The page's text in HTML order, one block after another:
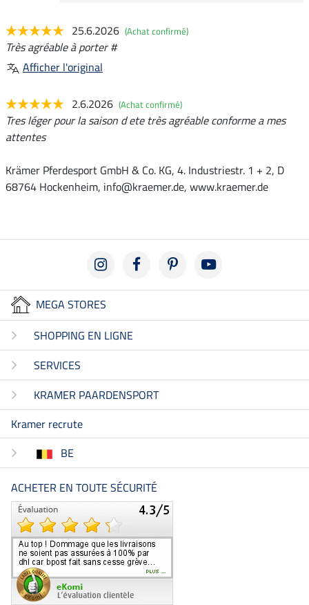
25.6.2026 (Achat confirmé)
Très agréable à porter #
Afficher l'original
2.6.2026 (Achat confirmé)
Tres léger pour la saison d ete très agréable conforme a mes
attentes
Krämer Pferdesport GmbH & Co. KG, 4. Industriestr. 1 + 2, D
68764 Hockenheim, info@kraemer.de, www.kraemer.de
MEGA STORES
SHOPPING EN LIGNE
SERVICES
KRAMER PAARDENSPORT
Kramer recrute
BE
ACHETER EN TOUTE SÉCURITÉ